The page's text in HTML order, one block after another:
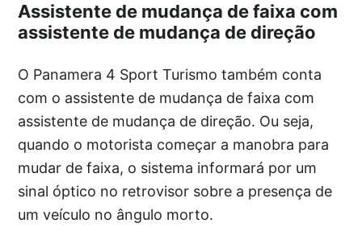
Assistente de mudança de faixa com
assistente de mudança de direção
O Panamera 4 Sport Turismo também conta
com o assistente de mudança de faixa com
assistente de mudança de direção. Ou seja,
quando o motorista começar a manobra para
mudar de faixa, o sistema informará por um
sinal óptico no retrovisor sobre a presença de
um veículo no ângulo morto.